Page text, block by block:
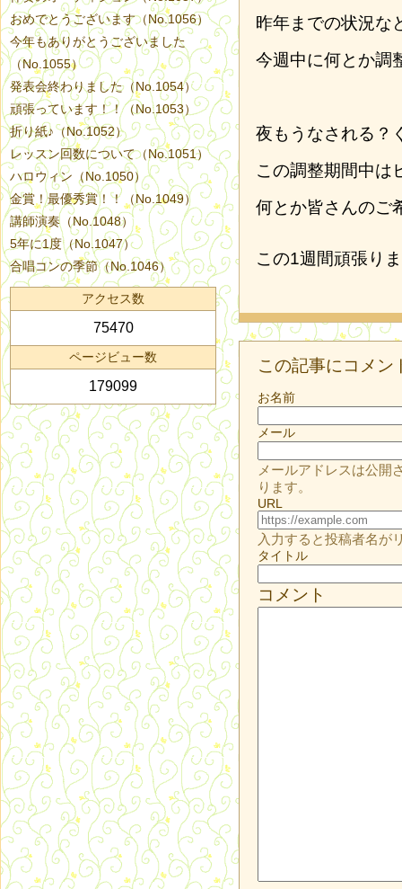
昨年までの状況な
今週中に何とか調
夜もうなされる？
この調整期間中は
何とか皆さんのご
この1週間頑張り
この記事にコメン
お名前
メール
メールアドレスは公開
ります。
URL
入力すると投稿者名が
タイトル
コメント
おめでとうございます（No.1056）
今年もありがとうございました
（No.1055）
発表会終わりました（No.1054）
頑張っています！！（No.1053）
折り紙♪（No.1052）
レッスン回数について（No.1051）
ハロウィン（No.1050）
金賞！最優秀賞！！（No.1049）
講師演奏（No.1048）
5年に1度（No.1047）
合唱コンの季節（No.1046）
アクセス数
75470
ページビュー数
179099